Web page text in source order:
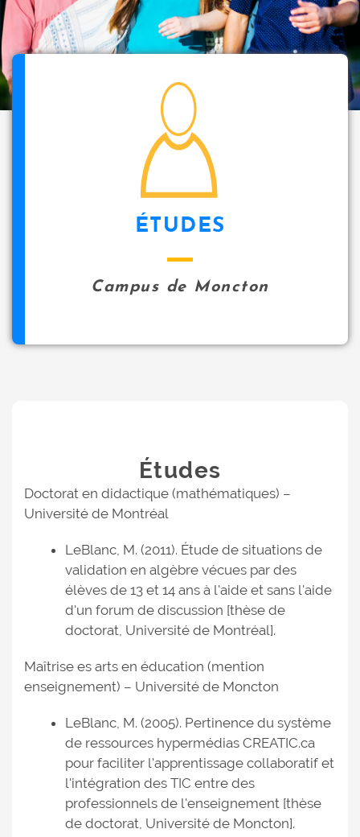
p
a
l
ÉTUDES
Campus de Moncton
Études
Doctorat en didactique (mathématiques) –
Université de Montréal
LeBlanc, M. (2011). Étude de situations de
validation en algèbre vécues par des
élèves de 13 et 14 ans à l'aide et sans l'aide
d'un forum de discussion [thèse de
doctorat, Université de Montréal].
Maîtrise es arts en éducation (mention
enseignement) – Université de Moncton
LeBlanc, M. (2005). Pertinence du système
de ressources hypermédias CREATIC.ca
pour faciliter l'apprentissage collaboratif et
l'intégration des TIC entre des
professionnels de l'enseignement [thèse
de doctorat, Université de Moncton].